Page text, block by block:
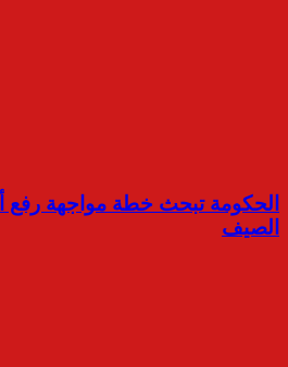
الحكومة تبحث خطة مواجهة رفع
الصيف